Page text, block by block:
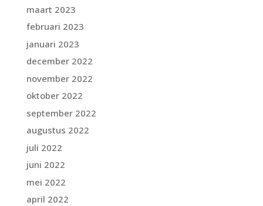
maart 2023
februari 2023
januari 2023
december 2022
november 2022
oktober 2022
september 2022
augustus 2022
juli 2022
juni 2022
mei 2022
april 2022